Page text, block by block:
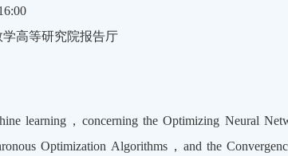
高等研究院报告厅
learning，concerning the Optimizing Neural
Optimization Algorithms，and the